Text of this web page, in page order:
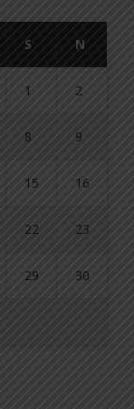
S N
1 2
8 9
15 16
22 23
29 30